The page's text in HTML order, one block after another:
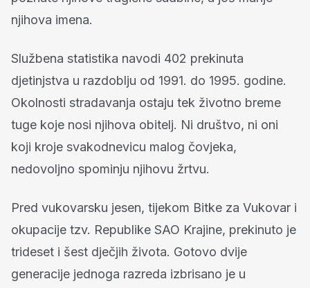
njihova imena.
Službena statistika navodi 402 prekinuta
djetinjstva u razdoblju od 1991. do 1995. godine.
Okolnosti stradavanja ostaju tek životno breme
tuge koje nosi njihova obitelj. Ni društvo, ni oni
koji kroje svakodnevicu malog čovjeka,
nedovoljno spominju njihovu žrtvu.
Pred vukovarsku jesen, tijekom Bitke za Vukovar i
okupacije tzv. Republike SAO Krajine, prekinuto je
trideset i šest dječjih života. Gotovo dvije
generacije jednoga razreda izbrisano je u